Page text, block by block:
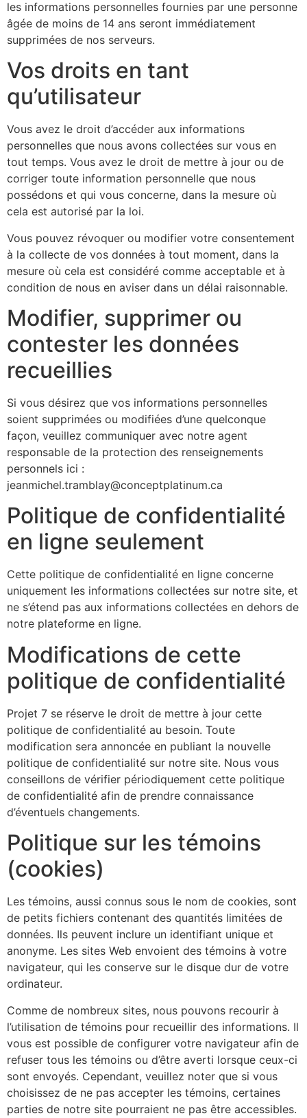
les informations personnelles fournies par une personne
âgée de moins de 14 ans seront immédiatement
supprimées de nos serveurs.
Vos droits en tant
qu’utilisateur
Vous avez le droit d’accéder aux informations
personnelles que nous avons collectées sur vous en
tout temps. Vous avez le droit de mettre à jour ou de
corriger toute information personnelle que nous
possédons et qui vous concerne, dans la mesure où
cela est autorisé par la loi.
Vous pouvez révoquer ou modifier votre consentement
à la collecte de vos données à tout moment, dans la
mesure où cela est considéré comme acceptable et à
condition de nous en aviser dans un délai raisonnable.
Modifier, supprimer ou
contester les données
recueillies
Si vous désirez que vos informations personnelles
soient supprimées ou modifiées d’une quelconque
façon, veuillez communiquer avec notre agent
responsable de la protection des renseignements
personnels ici :
jeanmichel.tramblay@conceptplatinum.ca
Politique de confidentialité
en ligne seulement
Cette politique de confidentialité en ligne concerne
uniquement les informations collectées sur notre site, et
ne s’étend pas aux informations collectées en dehors de
notre plateforme en ligne.
Modifications de cette
politique de confidentialité
Projet 7 se réserve le droit de mettre à jour cette
politique de confidentialité au besoin. Toute
modification sera annoncée en publiant la nouvelle
politique de confidentialité sur notre site. Nous vous
conseillons de vérifier périodiquement cette politique
de confidentialité afin de prendre connaissance
d’éventuels changements.
Politique sur les témoins
(cookies)
Les témoins, aussi connus sous le nom de cookies, sont
de petits fichiers contenant des quantités limitées de
données. Ils peuvent inclure un identifiant unique et
anonyme. Les sites Web envoient des témoins à votre
navigateur, qui les conserve sur le disque dur de votre
ordinateur.
Comme de nombreux sites, nous pouvons recourir à
l’utilisation de témoins pour recueillir des informations. Il
vous est possible de configurer votre navigateur afin de
refuser tous les témoins ou d’être averti lorsque ceux-ci
sont envoyés. Cependant, veuillez noter que si vous
choisissez de ne pas accepter les témoins, certaines
parties de notre site pourraient ne pas être accessibles.